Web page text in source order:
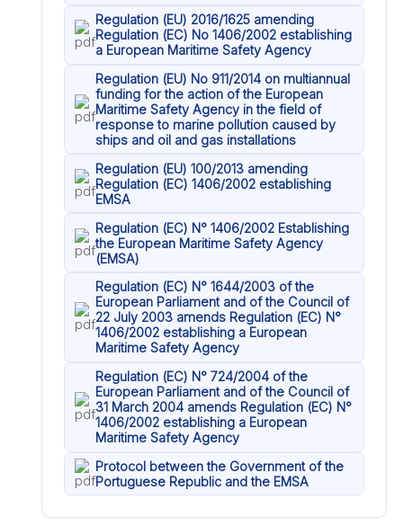
Regulation (EU) 2016/1625 amending
Regulation (EC) No 1406/2002 establishing
a European Maritime Safety Agency
Regulation (EU) No 911/2014 on multiannual
funding for the action of the European
Maritime Safety Agency in the field of
response to marine pollution caused by
ships and oil and gas installations
Regulation (EU) 100/2013 amending
Regulation (EC) 1406/2002 establishing
EMSA
Regulation (EC) N° 1406/2002 Establishing
the European Maritime Safety Agency
(EMSA)
Regulation (EC) N° 1644/2003 of the
European Parliament and of the Council of
22 July 2003 amends Regulation (EC) N°
1406/2002 establishing a European
Maritime Safety Agency
Regulation (EC) N° 724/2004 of the
European Parliament and of the Council of
31 March 2004 amends Regulation (EC) N°
1406/2002 establishing a European
Maritime Safety Agency
Protocol between the Government of the
Portuguese Republic and the EMSA